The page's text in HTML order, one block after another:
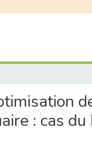
: cas du